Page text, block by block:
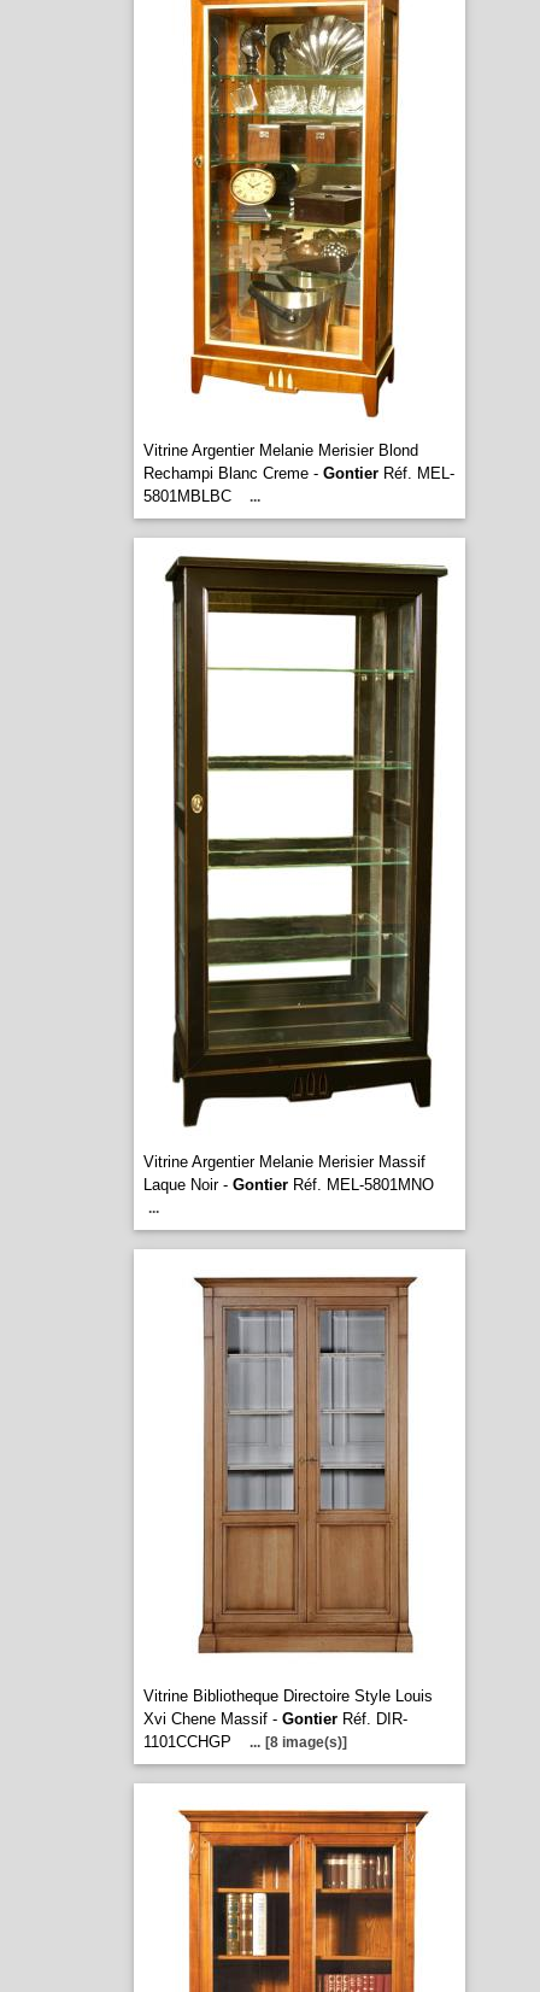
Vitrine Argentier Melanie Merisier Blond
Rechampi Blanc Creme - GontierRéf. MEL-
5801MBLBC
...
Vitrine Argentier Melanie Merisier Massif
Laque Noir - GontierRéf. MEL-5801MNO
...
Vitrine Bibliotheque Directoire Style Louis
Xvi Chene Massif - GontierRéf. DIR-
1101CCHGP
... [8 image(s)]